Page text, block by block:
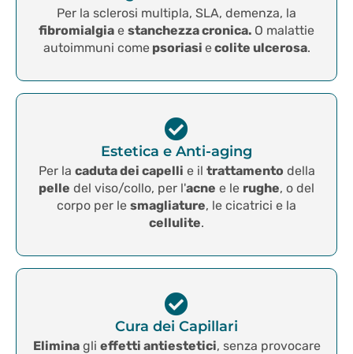
Per la sclerosi multipla, SLA, demenza, la
fibromialgia e stanchezza cronica. O malattie
autoimmuni comepsoriasi ecolite ulcerosa.
Estetica e Anti-aging
Per la caduta dei capelli e il trattamento della
pelle del viso/collo, per l'acne e le rughe, o del
corpo per le smagliature, le cicatrici e la
cellulite.
Cura dei Capillari
Eliminagli effetti antiestetici, senza provocare